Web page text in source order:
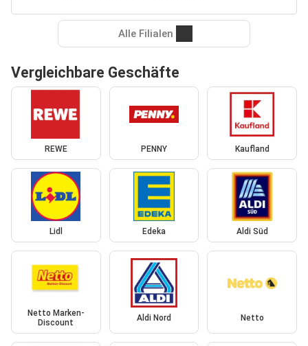
Alle Filialen
Vergleichbare Geschäfte
REWE PENNY Kaufland
Lidl Edeka Aldi Süd
Netto Marken-
Discount
Aldi Nord Netto